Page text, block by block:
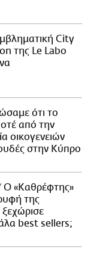
City
της Le Labo
ότι το
από την
οικογενειών
στην Κύπρο
Ο «Καθρέφτης»
της
best sellers;